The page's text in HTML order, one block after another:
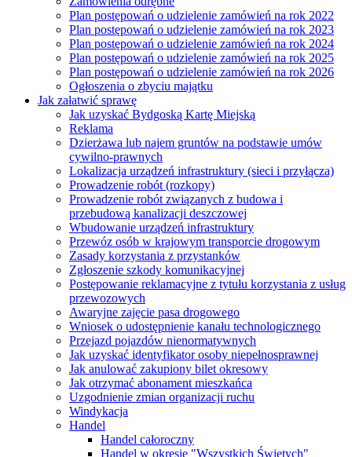
Plan postępowań o udzielenie zamówień na rok 2022
Plan postępowań o udzielenie zamówień na rok 2023
Plan postępowań o udzielenie zamówień na rok 2024
Plan postępowań o udzielenie zamówień na rok 2025
Plan postępowań o udzielenie zamówień na rok 2026
Ogłoszenia o zbyciu majątku
Jak załatwić sprawę
Jak uzyskać Bydgoską Kartę Miejską
Reklama
Dzierżawa lub najem gruntów na podstawie umów
cywilno-prawnych
Lokalizacja urządzeń infrastruktury (sieci i przyłącza)
Prowadzenie robót (rozkopy)
Prowadzenie robót związanych z budowa i
przebudową kanalizacji deszczowej
Wbudowanie urządzeń infrastruktury
Przewóz osób w krajowym transporcie drogowym
Zasady korzystania z przystanków
Zgłoszenie szkody komunikacyjnej
Postępowanie reklamacyjne z tytułu korzystania z usług
przewozowych
Awaryjne zajęcie pasa drogowego
Wniosek o udostępnienie kanału technologicznego
Przejazd pojazdów nienormatywnych
Jak uzyskać identyfikator osoby niepełnosprawnej
Jak anulować zakupiony bilet okresowy
Jak otrzymać abonament mieszkańca
Uzgodnienie zmian organizacji ruchu
Windykacja
Handel
Handel całoroczny
Handel w okresie "Wszystkich Świętych"